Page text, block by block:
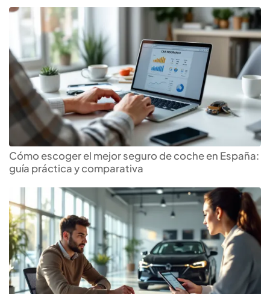
Cómo escoger el mejor seguro de coche en España:
guía práctica y comparativa